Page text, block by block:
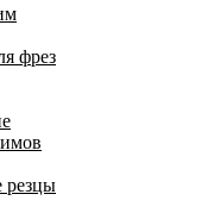
фрез
резцы